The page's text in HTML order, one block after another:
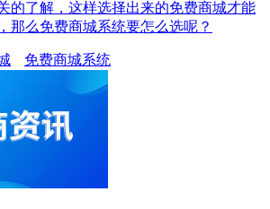
的了解，这样选择出来的免费商城才能
那么免费商城系统要怎么选呢？
免费商城系统